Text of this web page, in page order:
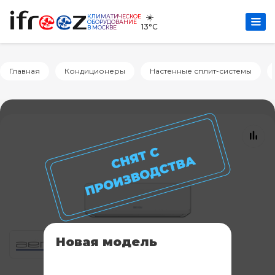
КЛИМАТИЧЕСКОЕ
ОБОРУДОВАНИЕ
В МОСКВЕ
☀️
13°C
Главная Кондиционеры Настенные сплит-системы
Новая модель